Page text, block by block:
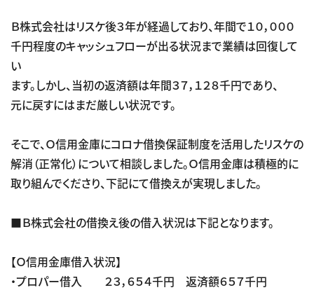
Ｂ株式会社はリスケ後３年が経過しており、年間で１０，０００
千円程度のキャッシュフローが出る状況まで業績は回復して
い
ます。しかし、当初の返済額は年間３７，１２８千円であり、
元に戻すにはまだ厳しい状況です。
そこで、Ｏ信用金庫にコロナ借換保証制度を活用したリスケの
解消（正常化）について相談しました。Ｏ信用金庫は積極的に
取り組んでくださり、下記にて借換えが実現しました。
■Ｂ株式会社の借換え後の借入状況は下記となります。
【Ｏ信用金庫借入状況】
・プロパー借入 ２３，６５４千円 返済額６５７千円